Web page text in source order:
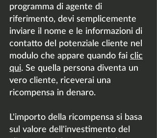
programma di agente di
riferimento, devi semplicemente
inviare il nome e le informazioni di
contatto del potenziale cliente nel
modulo che appare quando fai clic
qui. Se quella persona diventa un
vero cliente, riceverai una
ricompensa in denaro.
L'importo della ricompensa si basa
sul valore dell'investimento del